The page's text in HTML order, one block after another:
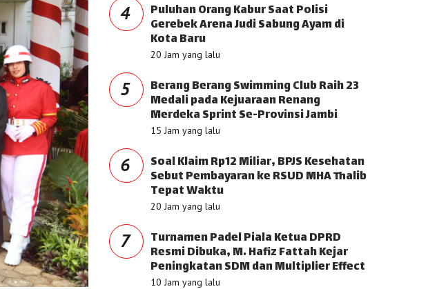
4 Puluhan Orang Kabur Saat Polisi
Gerebek Arena Judi Sabung Ayam di
Kota Baru
20 Jam yang lalu
5 Berang Berang Swimming Club Raih 23
Medali pada Kejuaraan Renang
Merdeka Sprint Se-Provinsi Jambi
15 Jam yang lalu
6 Soal Klaim Rp12 Miliar, BPJS Kesehatan
Sebut Pembayaran ke RSUD MHA Thalib
Tepat Waktu
20 Jam yang lalu
7 Turnamen Padel Piala Ketua DPRD
Resmi Dibuka, M. Hafiz Fattah Kejar
Peningkatan SDM dan Multiplier Effect
10 Jam yang lalu